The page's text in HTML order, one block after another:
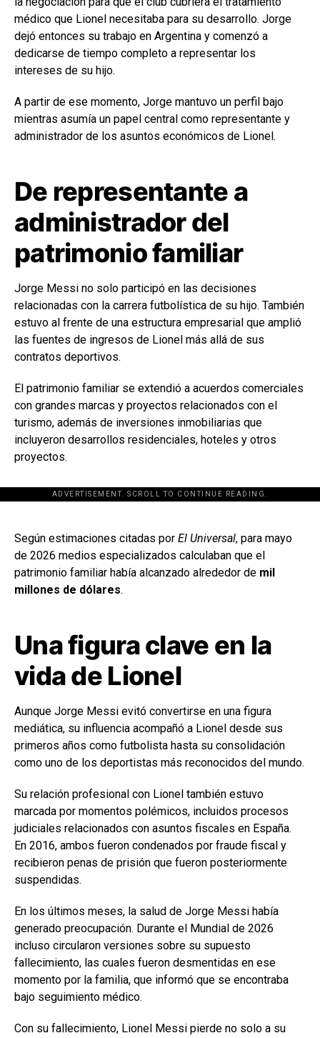
médico que Lionel necesitaba para su desarrollo. Jorge
dejó entonces su trabajo en Argentina y comenzó a
dedicarse de tiempo completo a representar los
intereses de su hijo.
A partir de ese momento, Jorge mantuvo un perfil bajo
mientras asumía un papel central como representante y
administrador de los asuntos económicos de Lionel.
De representante a
administrador del
patrimonio familiar
Jorge Messi no solo participó en las decisiones
relacionadas con la carrera futbolística de su hijo. También
estuvo al frente de una estructura empresarial que amplió
las fuentes de ingresos de Lionel más allá de sus
contratos deportivos.
El patrimonio familiar se extendió a acuerdos comerciales
con grandes marcas y proyectos relacionados con el
turismo, además de inversiones inmobiliarias que
incluyeron desarrollos residenciales, hoteles y otros
proyectos.
ADVERTISEMENT. SCROLL TO CONTINUE READING.
[adsforwp id="243463"]
Según estimaciones citadas por El Universal, para mayo
de 2026 medios especializados calculaban que el
patrimonio familiar había alcanzado alrededor de mil
millones de dólares.
Una figura clave en la
vida de Lionel
Aunque Jorge Messi evitó convertirse en una figura
mediática, su influencia acompañó a Lionel desde sus
primeros años como futbolista hasta su consolidación
como uno de los deportistas más reconocidos del mundo.
Su relación profesional con Lionel también estuvo
marcada por momentos polémicos, incluidos procesos
judiciales relacionados con asuntos fiscales en España.
En 2016, ambos fueron condenados por fraude fiscal y
recibieron penas de prisión que fueron posteriormente
suspendidas.
En los últimos meses, la salud de Jorge Messi había
generado preocupación. Durante el Mundial de 2026
incluso circularon versiones sobre su supuesto
fallecimiento, las cuales fueron desmentidas en ese
momento por la familia, que informó que se encontraba
bajo seguimiento médico.
Con su fallecimiento, Lionel Messi pierde no solo a su